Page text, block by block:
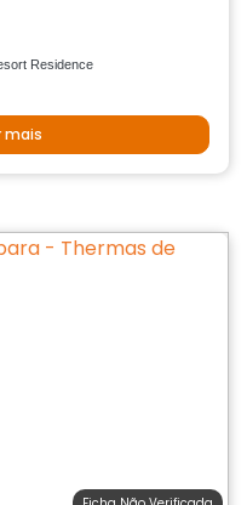
Residence
mais